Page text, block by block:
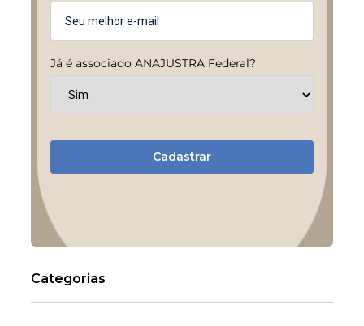
Já é associado ANAJUSTRA Federal?
Cadastrar
Categorias